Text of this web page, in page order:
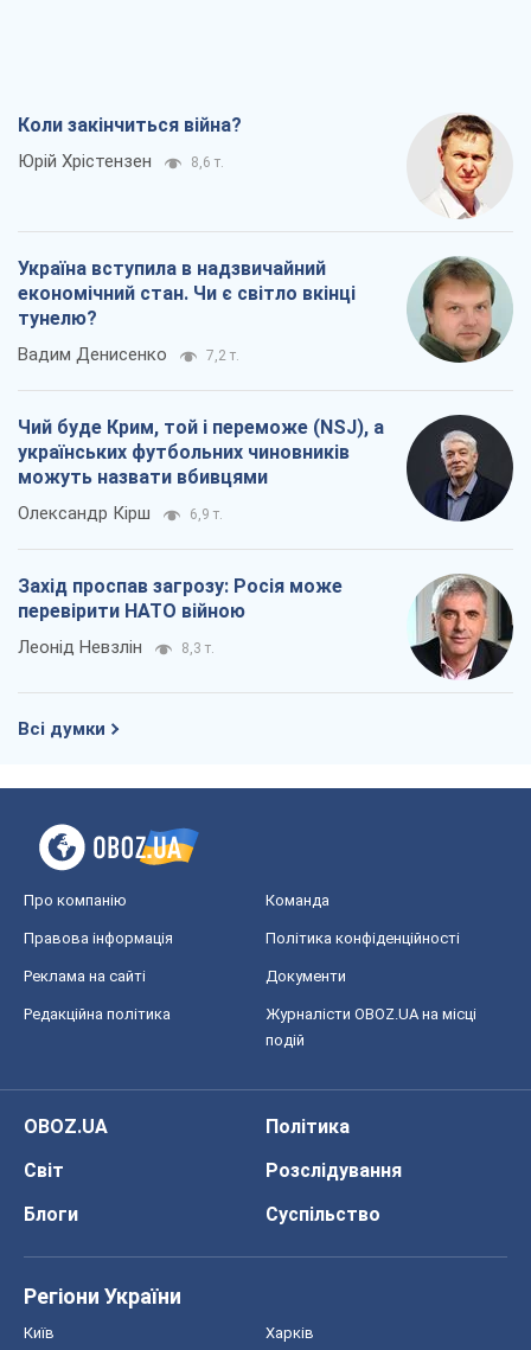
Коли закінчиться війна?
Юрій Хрістензен 8,6 т.
Україна вступила в надзвичайний
економічний стан. Чи є світло вкінці
тунелю?
Вадим Денисенко 7,2 т.
Чий буде Крим, той і переможе (NSJ), а
українських футбольних чиновників
можуть назвати вбивцями
Олександр Кірш 6,9 т.
Захід проспав загрозу: Росія може
перевірити НАТО війною
Леонід Невзлін 8,3 т.
Всі думки
Про компанію Команда
Правова інформація Політика конфіденційності
Реклама на сайті Документи
Редакційна політика
Журналісти OBOZ.UA на місці
подій
OBOZ.UA
Політика
Світ
Розслідування
Блоги
Суспільство
Регіони України
Київ Харків